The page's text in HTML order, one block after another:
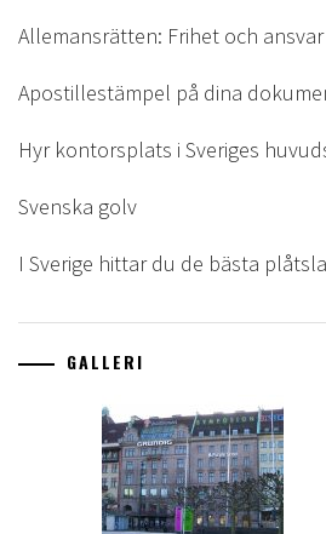
Allemansrätten: Frihet och
Apostillestämpel på dina
Hyr kontorsplats i Sveriges
Svenska golv
I Sverige hittar du de bästa
GALLERI